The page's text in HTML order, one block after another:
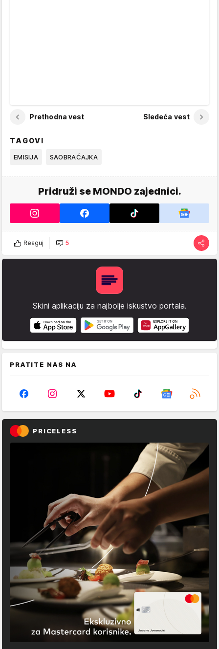
Prethodna vest Sledeća vest
TAGOVI
EMISIJA SAOBRAĆAJKA
Pridruži se MONDO zajednici.
Reaguj 5
Skini aplikaciju za najbolje iskustvo portala.
PRATITE NAS NA
PRICELESS